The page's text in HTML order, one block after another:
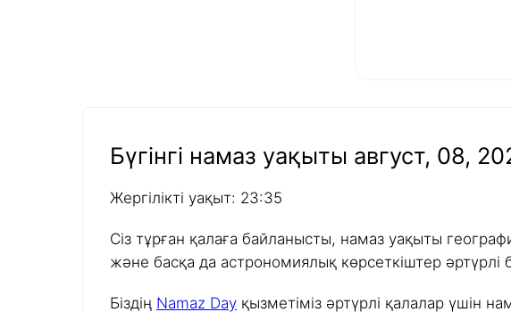
Бүгінгі намаз уақыты август, 08,
Жергілікті уақыт: 23:35
Сіз тұрған қалаға байланысты, намаз уақыты
және басқа да астрономиялық көрсеткіштер әртүрлі
Біздің Namaz Day қызметіміз әртүрлі қалалар үшін